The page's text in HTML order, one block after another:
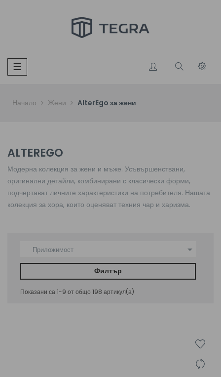
Toggle
navigation
☰
Начало Жени AlterEgo за жени
ALTEREGO
Модерна колекция за жени и мъже. Усъвършенствани,
оригинални детайли, комбинирани с класически форми,
подчертават личните характеристики на потребителя. Нашата
колекция за хора, които оценяват техния чар и харизма.
Приложимост 
Филтър
Показани са 1-9 от общо 198 артикул(а)